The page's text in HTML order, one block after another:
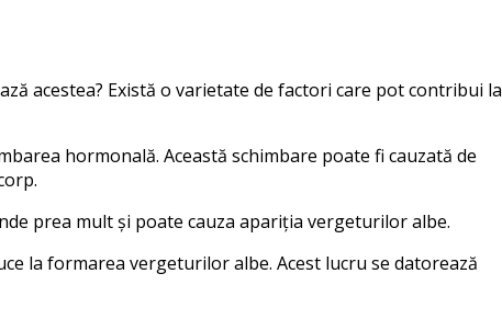
acestea? Există o varietate de factori care pot contribui la
hormonală. Această schimbare poate fi cauzată de
prea mult și poate cauza apariția vergeturilor albe.
la formarea vergeturilor albe. Acest lucru se datorează